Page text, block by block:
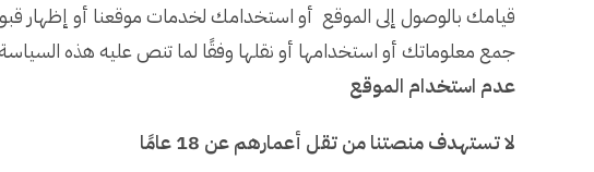
قيامك بالوصول إلى الموقع أو استخدامك لخدمات موقعنا أو
جمع معلوماتك أو استخدامها أو نقلها وفقًا لما تنص عليه هذه
عدم استخدام الموقع
لا تستهدف منصتنا من تقل أعمارهم عن 18 عامًا